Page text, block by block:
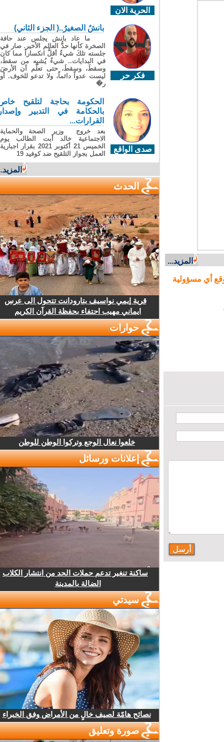
المزيد...
أي مسؤولية
الحرية الان
فكر حر
بانشُ الصغيرُ..( الجزء الثاني)
ما عاد بانش يجلس عند حافة
الصخرة كأنها حدُّ العالم الأخير. صار في
جلسته تلكَ شيءٌ أقلُّ انكساراً مما كان
في البدايات.. شيءٌ يُشبِه من سقطَ،
وسقطَ، وسقطَ، حتى تعلّم أن الأرضَ
ليست عدواً دائماً، ولا تدعو للخوف. أو
ر�
صدى الواقع
الحكومة بحاجة لتلقيح خاص
بالحكامة في التدبير وإصدار
القرارات...
بعد خروج وزير الصحة والحماية
الاجتماعية خالد أبت الطالب يوم
الخميس 21 أكتوبر 2021 بقرار اجبارية
العمل بجواز التلقيح ضد كوفيد 19
المزيد...
الحدث
قرية إيمي نواسيف بتارودانت تتحول الى عرس
ايماني مهيب احتفاء بحفظة القرآن الكريم
حوارات
خلعوا نعال الوجع وتركوا الوطن للوطن
إعلانات ورسائل
ساكنة تنغير تدعم حملات الحد من انتشار الكلاب
الضالة بالمدينة
سيدتي
نصائح هامّة لصيف خالٍ من الأمراض وفق الخبراء
صورة وتعليق